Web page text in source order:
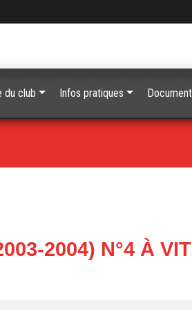
2004) N°4 À
du club Infos pratiques